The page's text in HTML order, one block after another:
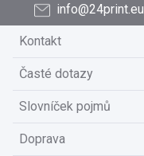
info@24print.eu
Kontakt
Časté dotazy
Slovníček pojmů
Doprava